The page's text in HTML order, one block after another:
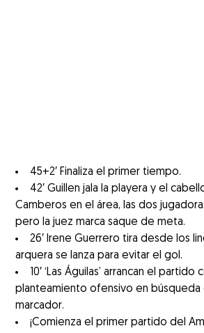
45+2′ Finaliza el primer tiempo.
42′ Guillen jala la playera y el
Camberos en el área, las dos
pero la juez marca saque de meta.
26′ Irene Guerrero tira desde los
arquera se lanza para evitar el gol.
10′ ‘Las Águilas’ arrancan el partido
planteamiento ofensivo en búsqueda
marcador.
¡Comienza el primer partido del